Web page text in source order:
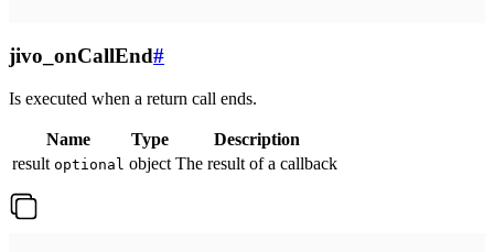
jivo_onCallEnd#
Is executed when a return call ends.
Name Type
Description
result optional object The result of a callback